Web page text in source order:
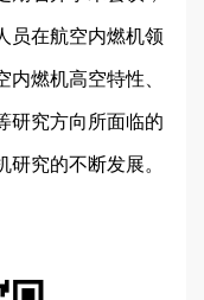
员在航空内燃机领
燃机高空特性、
研究方向所面临的
究的不断发展。